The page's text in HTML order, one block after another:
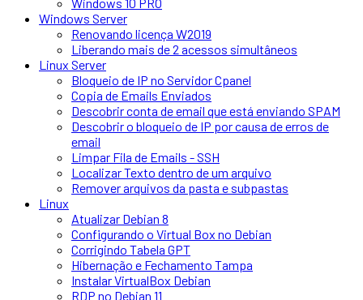
Windows Server
Renovando licença W2019
Liberando mais de 2 acessos simultâneos
Linux Server
Bloqueio de IP no Servidor Cpanel
Copia de Emails Enviados
Descobrir conta de email que está enviando SPAM
Descobrir o bloqueio de IP por causa de erros de
email
Limpar Fila de Emails - SSH
Localizar Texto dentro de um arquivo
Remover arquivos da pasta e subpastas
Linux
Atualizar Debian 8
Configurando o Virtual Box no Debian
Corrigindo Tabela GPT
Hibernação e Fechamento Tampa
Instalar VirtualBox Debian
RDP no Debian 11